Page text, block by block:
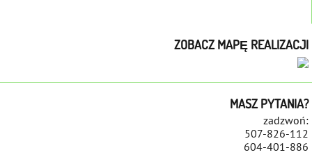
ZOBACZ MAPĘ REALIZACJI
MASZ PYTANIA?
zadzwoń:
507-826-112
604-401-886